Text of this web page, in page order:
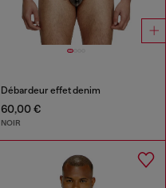
Débardeur effet denim
60,00 €
NOIR